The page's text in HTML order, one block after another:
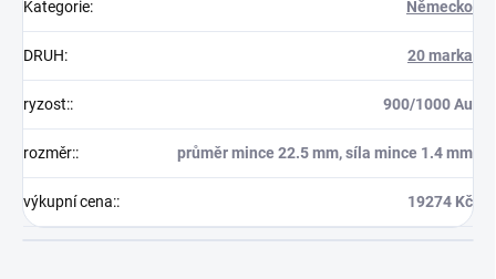
Kategorie: Německo
DRUH: 20 marka
ryzost:: 900/1000 Au
rozměr:: průměr mince 22.5 mm, síla mince 1.4 mm
výkupní cena:: 19274 Kč